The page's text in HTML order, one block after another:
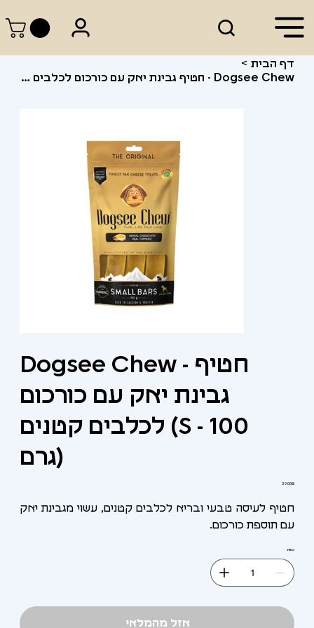
דף הבית >
Dogsee Chew - חטיף גבינת יאק עם כורכום לכלבים קטנים (S - 100 גרם)
Dogsee Chew - חטיף
גבינת יאק עם כורכום
לכלבים קטנים (S - 100
גרם)
מחיר‏29.00 ‏₪
חטיף לעיסה טבעי ובריא לכלבים קטנים, עשוי מגבינת יאק
עם תוספת כורכום.
כמות
אזל מהמלאי